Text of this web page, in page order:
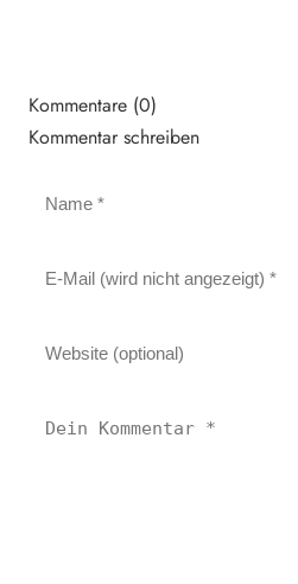
Kommentare (0)
Kommentar schreiben